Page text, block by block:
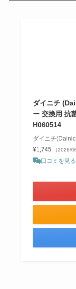
ダイニチ
ー 交換用 抗
H060514
ダイニチ
¥1,745
（2026/
口コミを見る